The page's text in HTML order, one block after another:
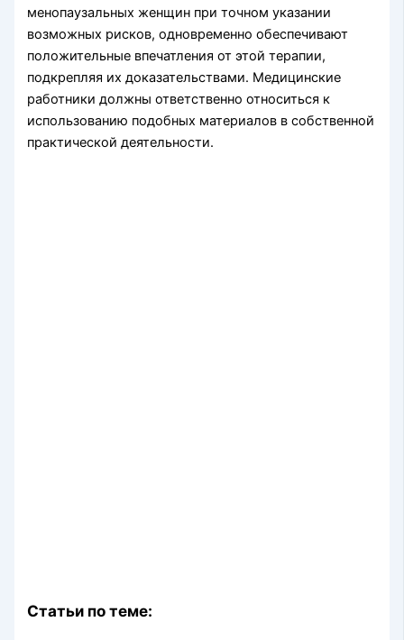
менопаузальных женщин при точном указании
возможных рисков, одновременно обеспечивают
положительные впечатления от этой терапии,
подкрепляя их доказательствами. Медицинские
работники должны ответственно относиться к
использованию подобных материалов в собственной
практической деятельности.
Статьи по теме: